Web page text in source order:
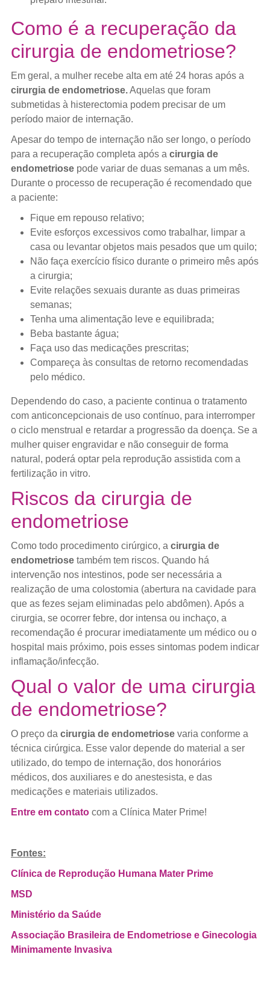
Como é a recuperação da
cirurgia de endometriose?
Em geral, a mulher recebe alta em até 24 horas após a
cirurgia de endometriose.Aquelas que foram
submetidas à histerectomia podem precisar de um
período maior de internação.
Apesar do tempo de internação não ser longo, o período
para a recuperação completa após a cirurgia de
endometriosepode variar de duas semanas a um mês.
Durante o processo de recuperação é recomendado que
a paciente:
Fique em repouso relativo;
Evite esforços excessivos como trabalhar, limpar a
casa ou levantar objetos mais pesados que um quilo;
Não faça exercício físico durante o primeiro mês após
a cirurgia;
Evite relações sexuais durante as duas primeiras
semanas;
Tenha uma alimentação leve e equilibrada;
Beba bastante água;
Faça uso das medicações prescritas;
Compareça às consultas de retorno recomendadas
pelo médico.
Dependendo do caso, a paciente continua o tratamento
com anticoncepcionais de uso contínuo, para interromper
o ciclo menstrual e retardar a progressão da doença. Se a
mulher quiser engravidar e não conseguir de forma
natural, poderá optar pela reprodução assistida com a
fertilização in vitro.
Riscos da cirurgia de
endometriose
Como todo procedimento cirúrgico, a cirurgia de
endometriosetambém tem riscos. Quando há
intervenção nos intestinos, pode ser necessária a
realização de uma colostomia (abertura na cavidade para
que as fezes sejam eliminadas pelo abdômen). Após a
cirurgia, se ocorrer febre, dor intensa ou inchaço, a
recomendação é procurar imediatamente um médico ou o
hospital mais próximo, pois esses sintomas podem indicar
inflamação/infecção.
Qual o valor de uma cirurgia
de endometriose?
O preço da cirurgia de endometriose varia conforme a
técnica cirúrgica. Esse valor depende do material a ser
utilizado, do tempo de internação, dos honorários
médicos, dos auxiliares e do anestesista, e das
medicações e materiais utilizados.
Entre em contatocom a Clínica Mater Prime!
Fontes:
Clínica de Reprodução Humana Mater Prime
MSD
Ministério da Saúde
Associação Brasileira de Endometriose e Ginecologia
Minimamente Invasiva